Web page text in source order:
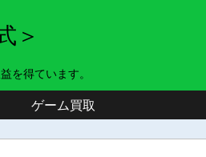
＞
を得ています。
ゲーム買取